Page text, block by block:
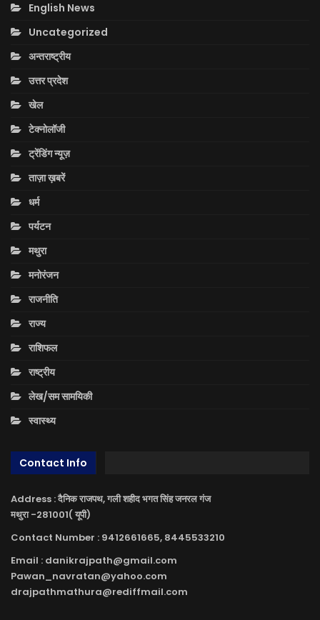
English News
Uncategorized
अन्तराष्ट्रीय
उत्तर प्रदेश
खेल
टेक्नोलॉजी
ट्रेंडिंग न्यूज़
ताज़ा ख़बरें
धर्म
पर्यटन
मथुरा
मनोरंजन
राजनीति
राज्य
राशिफल
राष्ट्रीय
लेख/सम सामयिकी
स्वास्थ्य
Contact Info
Address : दैनिक राजपथ, गली शहीद भगत सिंह जनरल गंज
मथुरा -281001( यूपी)
Contact Number : 9412661665, 8445533210
Email : danikrajpath@gmail.com
Pawan_navratan@yahoo.com
drajpathmathura@rediffmail.com